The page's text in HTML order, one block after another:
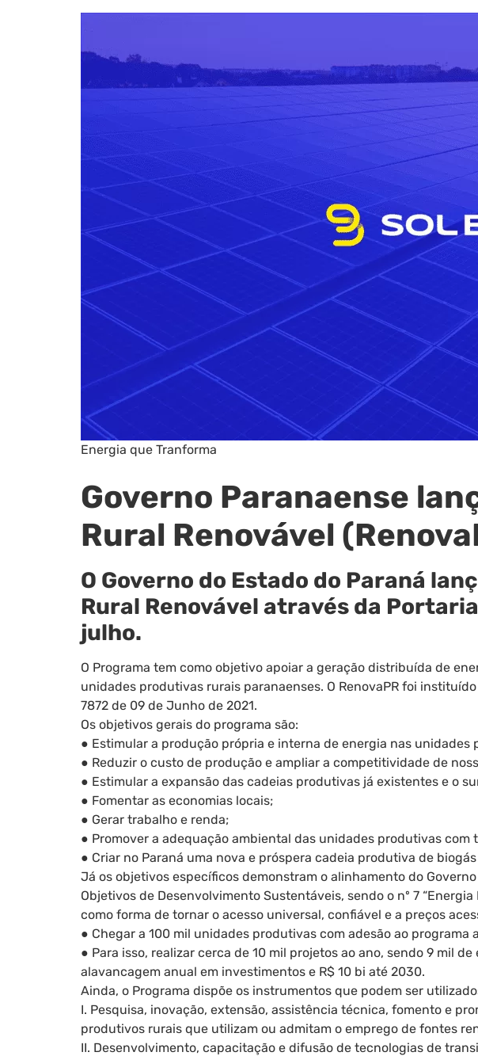
Energia que Tranforma
Governo Paranaense
Rural Renovável
O Governo do Estado do Paraná
Rural Renovável através da
julho.
O Programa tem como objetivo apoiar a geração distribuída de
unidades produtivas rurais paranaenses. O RenovaPR foi
7872 de 09 de Junho de 2021.
Os objetivos gerais do programa são:
● Estimular a produção própria e interna de energia nas unidades
● Reduzir o custo de produção e ampliar a competitividade de
● Estimular a expansão das cadeias produtivas já existentes e o
● Fomentar as economias locais;
● Gerar trabalho e renda;
● Promover a adequação ambiental das unidades produtivas
● Criar no Paraná uma nova e próspera cadeia produtiva de
Já os objetivos específicos demonstram o alinhamento do
Objetivos de Desenvolvimento Sustentáveis, sendo o nº 7
como forma de tornar o acesso universal, confiável e a preços
● Chegar a 100 mil unidades produtivas com adesão ao programa
● Para isso, realizar cerca de 10 mil projetos ao ano, sendo 9 mil
alavancagem anual em investimentos e R$ 10 bi até 2030.
Ainda, o Programa dispõe os instrumentos que podem ser
I. Pesquisa, inovação, extensão, assistência técnica, fomento e
produtivos rurais que utilizam ou admitam o emprego de fontes
II. Desenvolvimento, capacitação e difusão de tecnologias de